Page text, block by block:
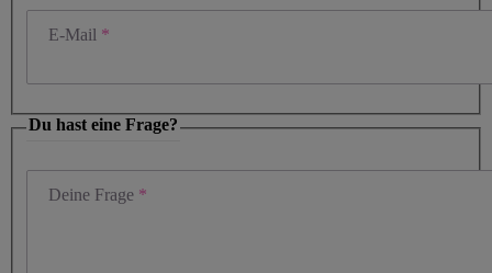
E-Mail
Du hast eine Frage?
Deine Frage